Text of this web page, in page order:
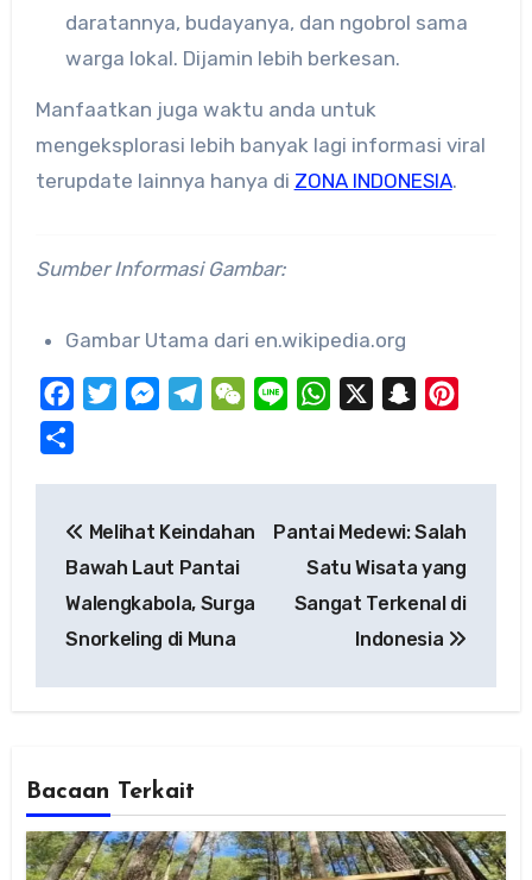
daratannya, budayanya, dan ngobrol sama
warga lokal. Dijamin lebih berkesan.
Manfaatkan juga waktu anda untuk
mengeksplorasi lebih banyak lagi informasi viral
terupdate lainnya hanya di ZONA INDONESIA.
Sumber Informasi Gambar:
Gambar Utama dari en.wikipedia.org
FacebookTwitterMessengerTelegramWeChat
Line WhatsApp Snapchat
navigation
Melihat Keindahan
Bawah Laut Pantai
Walengkabola, Surga
Snorkeling di Muna
Pantai Medewi: Salah
Satu Wisata yang
Sangat Terkenal di
Indonesia
Bacaan Terkait